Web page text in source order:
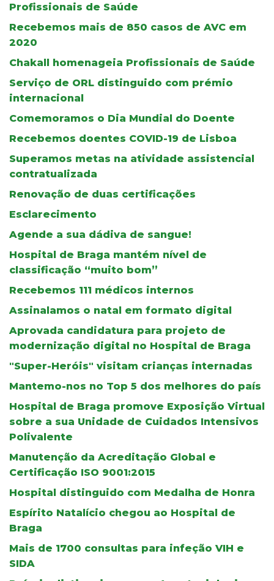
Profissionais de Saúde
Recebemos mais de 850 casos de AVC em
2020
Chakall homenageia Profissionais de Saúde
Serviço de ORL distinguido com prémio
internacional
Comemoramos o Dia Mundial do Doente
Recebemos doentes COVID-19 de Lisboa
Superamos metas na atividade assistencial
contratualizada
Renovação de duas certificações
Esclarecimento
Agende a sua dádiva de sangue!
Hospital de Braga mantém nível de
classificação “muito bom”
Recebemos 111 médicos internos
Assinalamos o natal em formato digital
Aprovada candidatura para projeto de
modernização digital no Hospital de Braga
"Super-Heróis" visitam crianças internadas
Mantemo-nos no Top 5 dos melhores do país
Hospital de Braga promove Exposição Virtual
sobre a sua Unidade de Cuidados Intensivos
Polivalente
Manutenção da Acreditação Global e
Certificação ISO 9001:2015
Hospital distinguido com Medalha de Honra
Espírito Natalício chegou ao Hospital de
Braga
Mais de 1700 consultas para infeção VIH e
SIDA